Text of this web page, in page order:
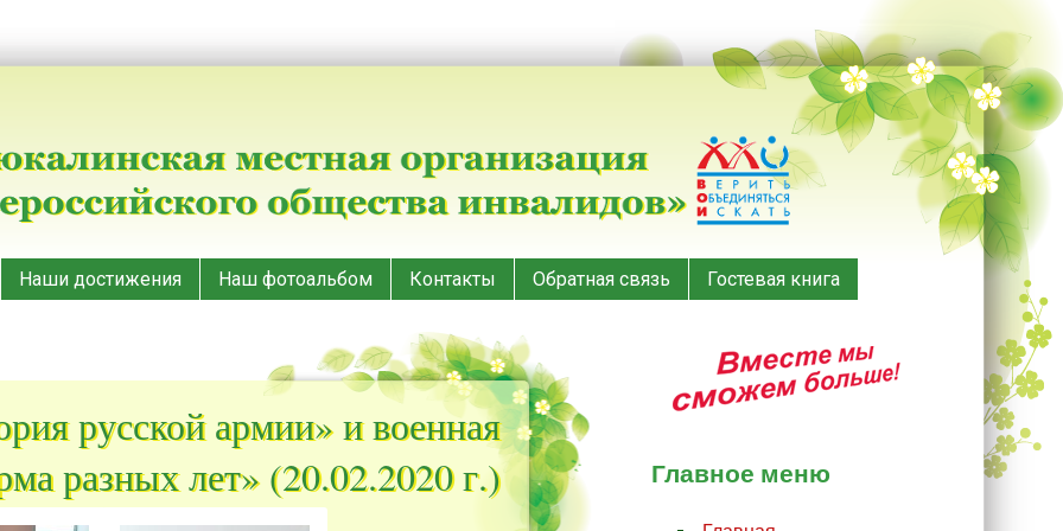
Наши достижения Наш фотоальбом Контакты Обратная связь Гостевая книга
русской армии» и военная
разных лет» (20.02.2020 г.)
Главное меню